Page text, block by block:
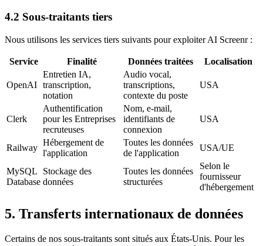
4.2 Sous-traitants tiers
Nous utilisons les services tiers suivants pour exploiter AI Screenr :
Service Finalité Données traitées Localisation
OpenAI
Entretien IA,
transcription,
notation
Audio vocal,
transcriptions,
contexte du poste
USA
Clerk
Authentification
pour les Entreprises
recruteuses
Nom, e-mail,
identifiants de
connexion
USA
Railway
Hébergement de
l'application
Toutes les données
de l'application
USA/UE
MySQL
Database
Stockage des
données
Toutes les données
structurées
Selon le
fournisseur
d'hébergement
5. Transferts internationaux de données
Certains de nos sous-traitants sont situés aux États-Unis. Pour les